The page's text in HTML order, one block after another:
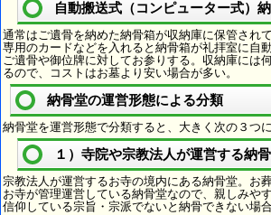
自動搬送式（コンピューター式）
通常はご遺骨を納めた納骨箱が収納庫に保管され
専用のカードなどを入れると納骨箱が礼拝室に自
ご遺骨や御位牌に対してお参りする。収納庫には
るので、コストはお墓より安い場合が多い。
納骨堂の運営形態による分類
納骨堂を運営形態で分類すると、大きく次の３つに
１）寺院や宗教法人が運営する納
宗教法人が運営するお寺の境内にある納骨堂。お
お寺が管理運営している納骨堂なので、親しみや
信仰している宗旨・宗派でないと納骨できない場合